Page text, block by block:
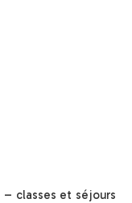
classes et séjours